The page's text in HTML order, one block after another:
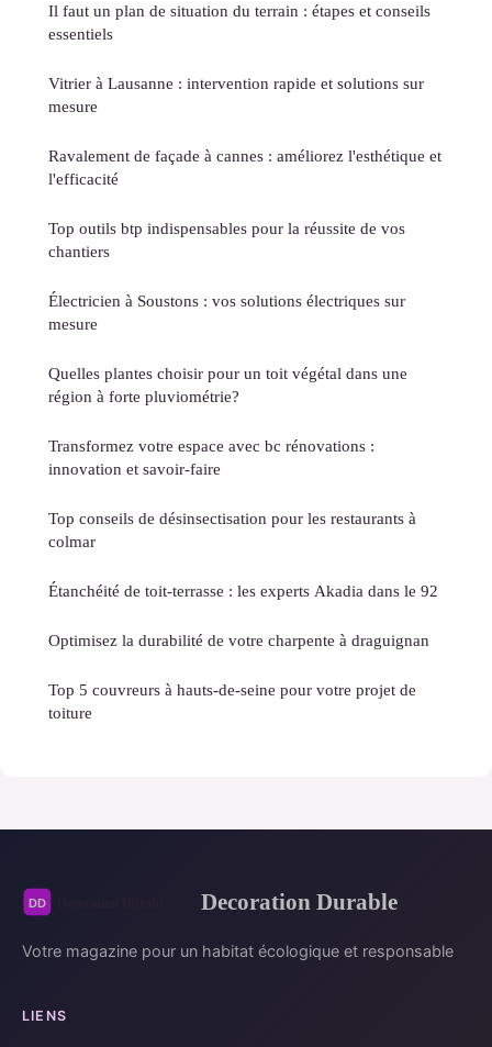
Il faut un plan de situation du terrain : étapes et conseils
essentiels
Vitrier à Lausanne : intervention rapide et solutions sur
mesure
Ravalement de façade à cannes : améliorez l'esthétique et
l'efficacité
Top outils btp indispensables pour la réussite de vos
chantiers
Électricien à Soustons : vos solutions électriques sur
mesure
Quelles plantes choisir pour un toit végétal dans une
région à forte pluviométrie?
Transformez votre espace avec bc rénovations :
innovation et savoir-faire
Top conseils de désinsectisation pour les restaurants à
colmar
Étanchéité de toit-terrasse : les experts Akadia dans le 92
Optimisez la durabilité de votre charpente à draguignan
Top 5 couvreurs à hauts-de-seine pour votre projet de
toiture
Decoration Durable
Votre magazine pour un habitat écologique et responsable
LIENS